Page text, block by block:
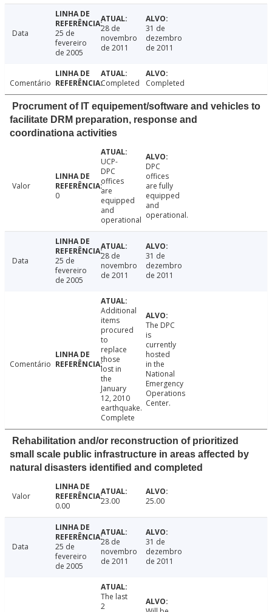
Data
25 de
fevereiro
de 2005
28 de
novembro
de 2011
31 de
dezembro
de 2011
Comentário Completed Completed
Procrument of IT equipement/software and vehicles to
facilitate DRM preparation, response and
coordinationa activities
Valor
0
UCP-
DPC
offices
are
equipped
and
operational
DPC
offices
are fully
equipped
and
operational.
Data
25 de
fevereiro
de 2005
28 de
novembro
de 2011
31 de
dezembro
de 2011
Comentário
Additional
items
procured
to
replace
those
lost in
the
January
12, 2010
earthquake.
Complete
The DPC
is
currently
hosted
in the
National
Emergency
Operations
Center.
Rehabilitation and/or reconstruction of prioritized
small scale public infrastructure in areas affected by
natural disasters identified and completed
Valor
0.00
23.00 25.00
Data
25 de
fevereiro
de 2005
28 de
novembro
de 2011
31 de
dezembro
de 2011
The last
2